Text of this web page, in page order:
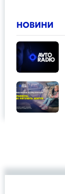
НОВИНИ